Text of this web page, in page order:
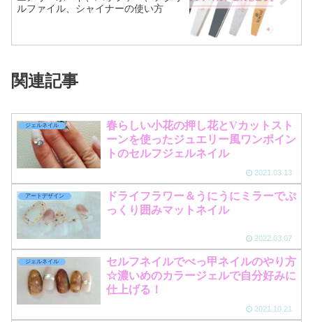
ルファイル、シャイナーの使い方
関連記事
ジェルネイル
春らしい小花の押し花とVカットスト
ーンを使ったジュエリー風ワンポイン
トのセルフジェルネイル
2021.03.13
アートデザイン
ドライフラワー＆うにうにミラーでぷ
っくり囲みマットネイル
2022.03.07
ジェルネイル
セルフネイルでべっ甲ネイルのやり方
☆濃いめのカラージェルで自分好みに
仕上げる！
2021.10.21